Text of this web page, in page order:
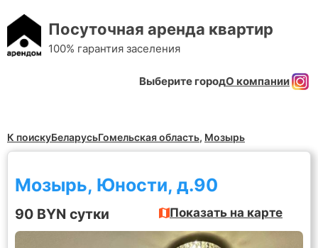
Посуточная аренда квартир
100% гарантия заселения
Выберите городО компании
К поискуБеларусьГомельская область, Мозырь
Мозырь, Юности, д.90
90 BYN сутки Показать на карте